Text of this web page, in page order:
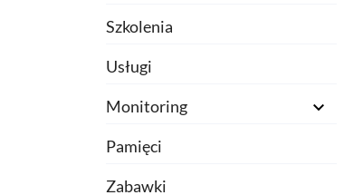
Szkolenia
Usługi
Monitoring

Pamięci
Zabawki